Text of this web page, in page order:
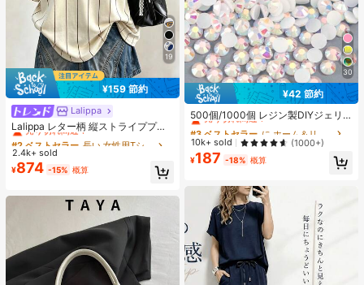
19
¥159 節約
Lalippa
Lalippa レター柄 縦ストライププリ
ント ファッショナブル ミニマル オ
ーバーサイズ ミドル丈 ラウンドネッ
ク ドロップショルダー レディースT
シャツ 友人へのギフト
#2 ベストセラー
売り切れ間近！
#2 ベストセラー
売り切れ間近！
#2 ベストセラー
売り切れ間近！
#2 ベストセラー
2.4k+ sold
¥874 -15% 概算
30
¥42 節約
500個/1000個 レジン製DIYジェリ
ーフラットバックラインストーン 小
さな丸型ラインストーン ミニ装飾ア
クセサリー スマホケース、カップ、
靴、ブーツ、衣類装飾、ハンドメイ
ドDIYアイドル応援ファン、ネーム
#3 ベストセラー
に ホーム＆リビング
売り切れ間近！
#3 ベストセラー
売り切れ間近！
#3 ベストセラー
売り切れ間近！
#3 ベストセラー
10k+ sold (1000+)
¥187 -18% 概算